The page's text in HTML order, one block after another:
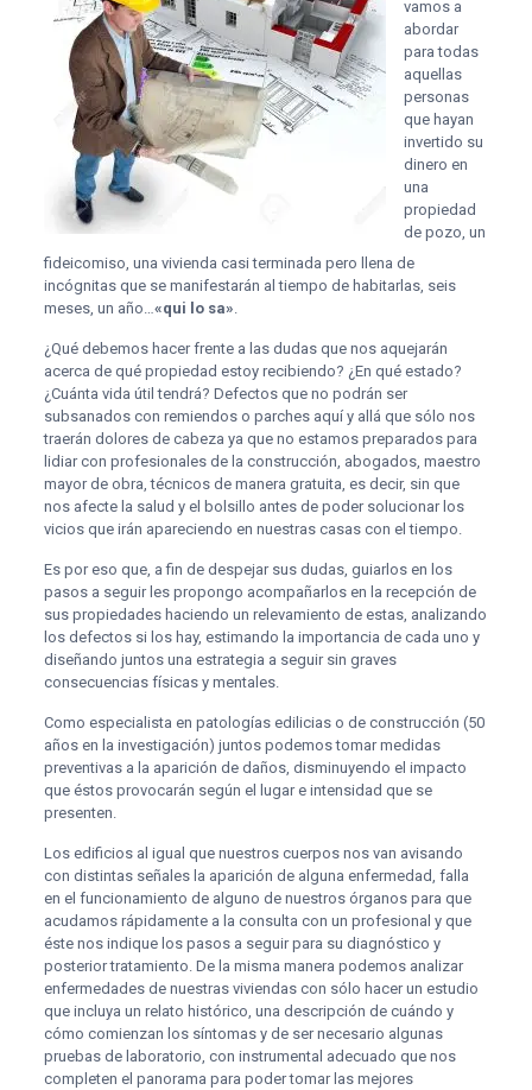
vamos a
abordar
para todas
aquellas
personas
que hayan
invertido su
dinero en
una
propiedad
de pozo, un
fideicomiso, una vivienda casi terminada pero llena de
incógnitas que se manifestarán al tiempo de habitarlas, seis
meses, un año… «qui lo sa»
¿Qué debemos hacer frente a las dudas que nos aquejarán
acerca de qué propiedad estoy recibiendo? ¿En qué estado?
¿Cuánta vida útil tendrá? Defectos que no podrán ser
subsanados con remiendos o parches aquí y allá que sólo nos
traerán dolores de cabeza ya que no estamos preparados para
lidiar con profesionales de la construcción, abogados, maestro
mayor de obra, técnicos de manera gratuita, es decir, sin que
nos afecte la salud y el bolsillo antes de poder solucionar los
vicios que irán apareciendo en nuestras casas con el tiempo.
Es por eso que, a fin de despejar sus dudas, guiarlos en los
pasos a seguir les propongo acompañarlos en la recepción de
sus propiedades haciendo un relevamiento de estas, analizando
los defectos si los hay, estimando la importancia de cada uno y
diseñando juntos una estrategia a seguir sin graves
consecuencias físicas y mentales.
Como especialista en patologías edilicias o de construcción (50
años en la investigación) juntos podemos tomar medidas
preventivas a la aparición de daños, disminuyendo el impacto
que éstos provocarán según el lugar e intensidad que se
presenten.
Los edificios al igual que nuestros cuerpos nos van avisando
con distintas señales la aparición de alguna enfermedad, falla
en el funcionamiento de alguno de nuestros órganos para que
acudamos rápidamente a la consulta con un profesional y que
éste nos indique los pasos a seguir para su diagnóstico y
posterior tratamiento. De la misma manera podemos analizar
enfermedades de nuestras viviendas con sólo hacer un estudio
que incluya un relato histórico, una descripción de cuándo y
cómo comienzan los síntomas y de ser necesario algunas
pruebas de laboratorio, con instrumental adecuado que nos
completen el panorama para poder tomar las mejores